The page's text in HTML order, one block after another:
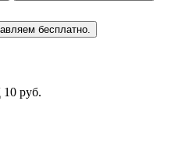
бесплатно.
руб.